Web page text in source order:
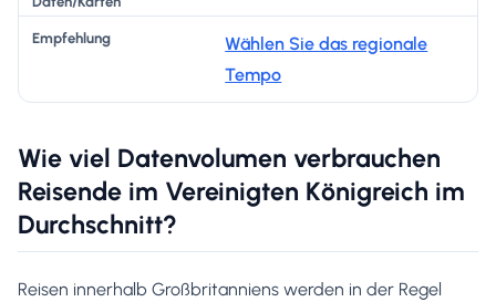
Wählen Sie das regionale
Tempo
Wie viel Datenvolumen verbrauchen
Reisende im Vereinigten Königreich im
Durchschnitt?
Reisen innerhalb Großbritanniens werden in der Regel